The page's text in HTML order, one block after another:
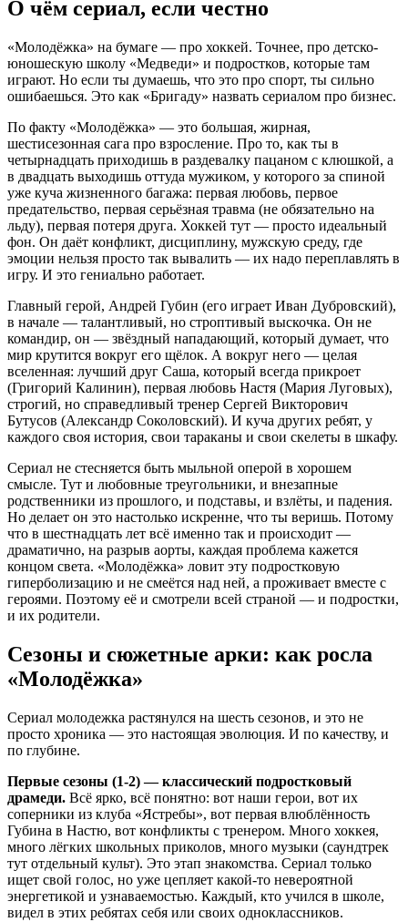
О чём сериал, если честно
«Молодёжка» на бумаге — про хоккей. Точнее, про детско-
юношескую школу «Медведи» и подростков, которые там
играют. Но если ты думаешь, что это про спорт, ты сильно
ошибаешься. Это как «Бригаду» назвать сериалом про бизнес.
По факту «Молодёжка» — это большая, жирная,
шестисезонная сага про взросление. Про то, как ты в
четырнадцать приходишь в раздевалку пацаном с клюшкой, а
в двадцать выходишь оттуда мужиком, у которого за спиной
уже куча жизненного багажа: первая любовь, первое
предательство, первая серьёзная травма (не обязательно на
льду), первая потеря друга. Хоккей тут — просто идеальный
фон. Он даёт конфликт, дисциплину, мужскую среду, где
эмоции нельзя просто так вывалить — их надо переплавлять в
игру. И это гениально работает.
Главный герой, Андрей Губин (его играет Иван Дубровский),
в начале — талантливый, но строптивый выскочка. Он не
командир, он — звёздный нападающий, который думает, что
мир крутится вокруг его щёлок. А вокруг него — целая
вселенная: лучший друг Саша, который всегда прикроет
(Григорий Калинин), первая любовь Настя (Мария Луговых),
строгий, но справедливый тренер Сергей Викторович
Бутусов (Александр Соколовский). И куча других ребят, у
каждого своя история, свои тараканы и свои скелеты в шкафу.
Сериал не стесняется быть мыльной оперой в хорошем
смысле. Тут и любовные треугольники, и внезапные
родственники из прошлого, и подставы, и взлёты, и падения.
Но делает он это настолько искренне, что ты веришь. Потому
что в шестнадцать лет всё именно так и происходит —
драматично, на разрыв аорты, каждая проблема кажется
концом света. «Молодёжка» ловит эту подростковую
гиперболизацию и не смеётся над ней, а проживает вместе с
героями. Поэтому её и смотрели всей страной — и подростки,
и их родители.
Сезоны и сюжетные арки: как росла
«Молодёжка»
Сериал молодежка растянулся на шесть сезонов, и это не
просто хроника — это настоящая эволюция. И по качеству, и
по глубине.
Первые сезоны (1-2) — классический подростковый
драмеди. Всё ярко, всё понятно: вот наши герои, вот их
соперники из клуба «Ястребы», вот первая влюблённость
Губина в Настю, вот конфликты с тренером. Много хоккея,
много лёгких школьных приколов, много музыки (саундтрек
тут отдельный культ). Это этап знакомства. Сериал только
ищет свой голос, но уже цепляет какой-то невероятной
энергетикой и узнаваемостью. Каждый, кто учился в школе,
видел в этих ребятах себя или своих одноклассников.